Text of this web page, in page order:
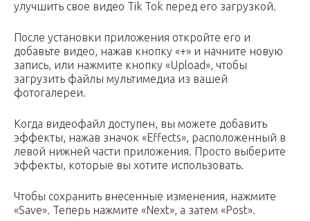
улучшить свое видео Tik Tok перед его загрузкой.
После установки приложения откройте его и
добавьте видео, нажав кнопку «+» и начните новую
запись, или нажмите кнопку «Upload», чтобы
загрузить файлы мультимедиа из вашей
фотогалереи.
Когда видеофайл доступен, вы можете добавить
эффекты, нажав значок «Effects», расположенный в
левой нижней части приложения. Просто выберите
эффекты, которые вы хотите использовать.
Чтобы сохранить внесенные изменения, нажмите
«Save». Теперь нажмите «Next», а затем «Post».